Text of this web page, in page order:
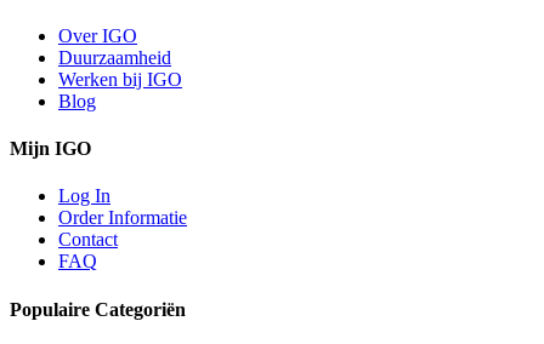
Over IGO
Duurzaamheid
Werken bij IGO
Blog
Mijn IGO
Log In
Order Informatie
Contact
FAQ
Populaire Categoriën